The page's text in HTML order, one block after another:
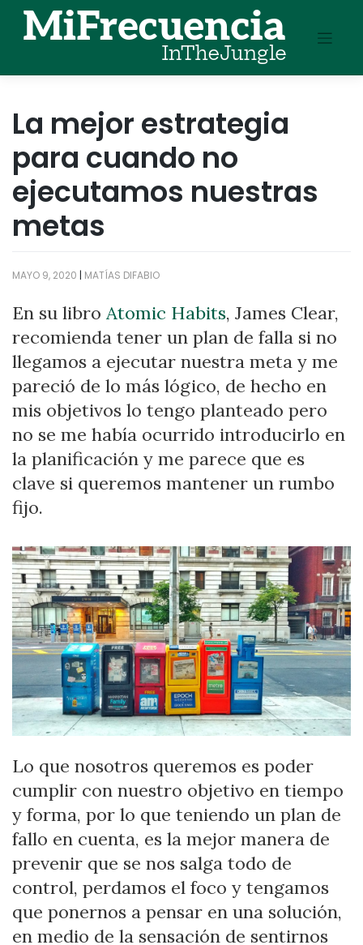
content
La mejor estrategia
para cuando no
ejecutamos nuestras
metas
MAYO 9, 2020 | MATÍAS DIFABIO
En su libro Atomic Habits, James Clear,
recomienda tener un plan de falla si no
llegamos a ejecutar nuestra meta y me
pareció de lo más lógico, de hecho en
mis objetivos lo tengo planteado pero
no se me había ocurrido introducirlo en
la planificación y me parece que es
clave si queremos mantener un rumbo
fijo.
Lo que nosotros queremos es poder
cumplir con nuestro objetivo en tiempo
y forma, por lo que teniendo un plan de
fallo en cuenta, es la mejor manera de
prevenir que se nos salga todo de
control, perdamos el foco y tengamos
que ponernos a pensar en una solución,
en medio de la sensación de sentirnos